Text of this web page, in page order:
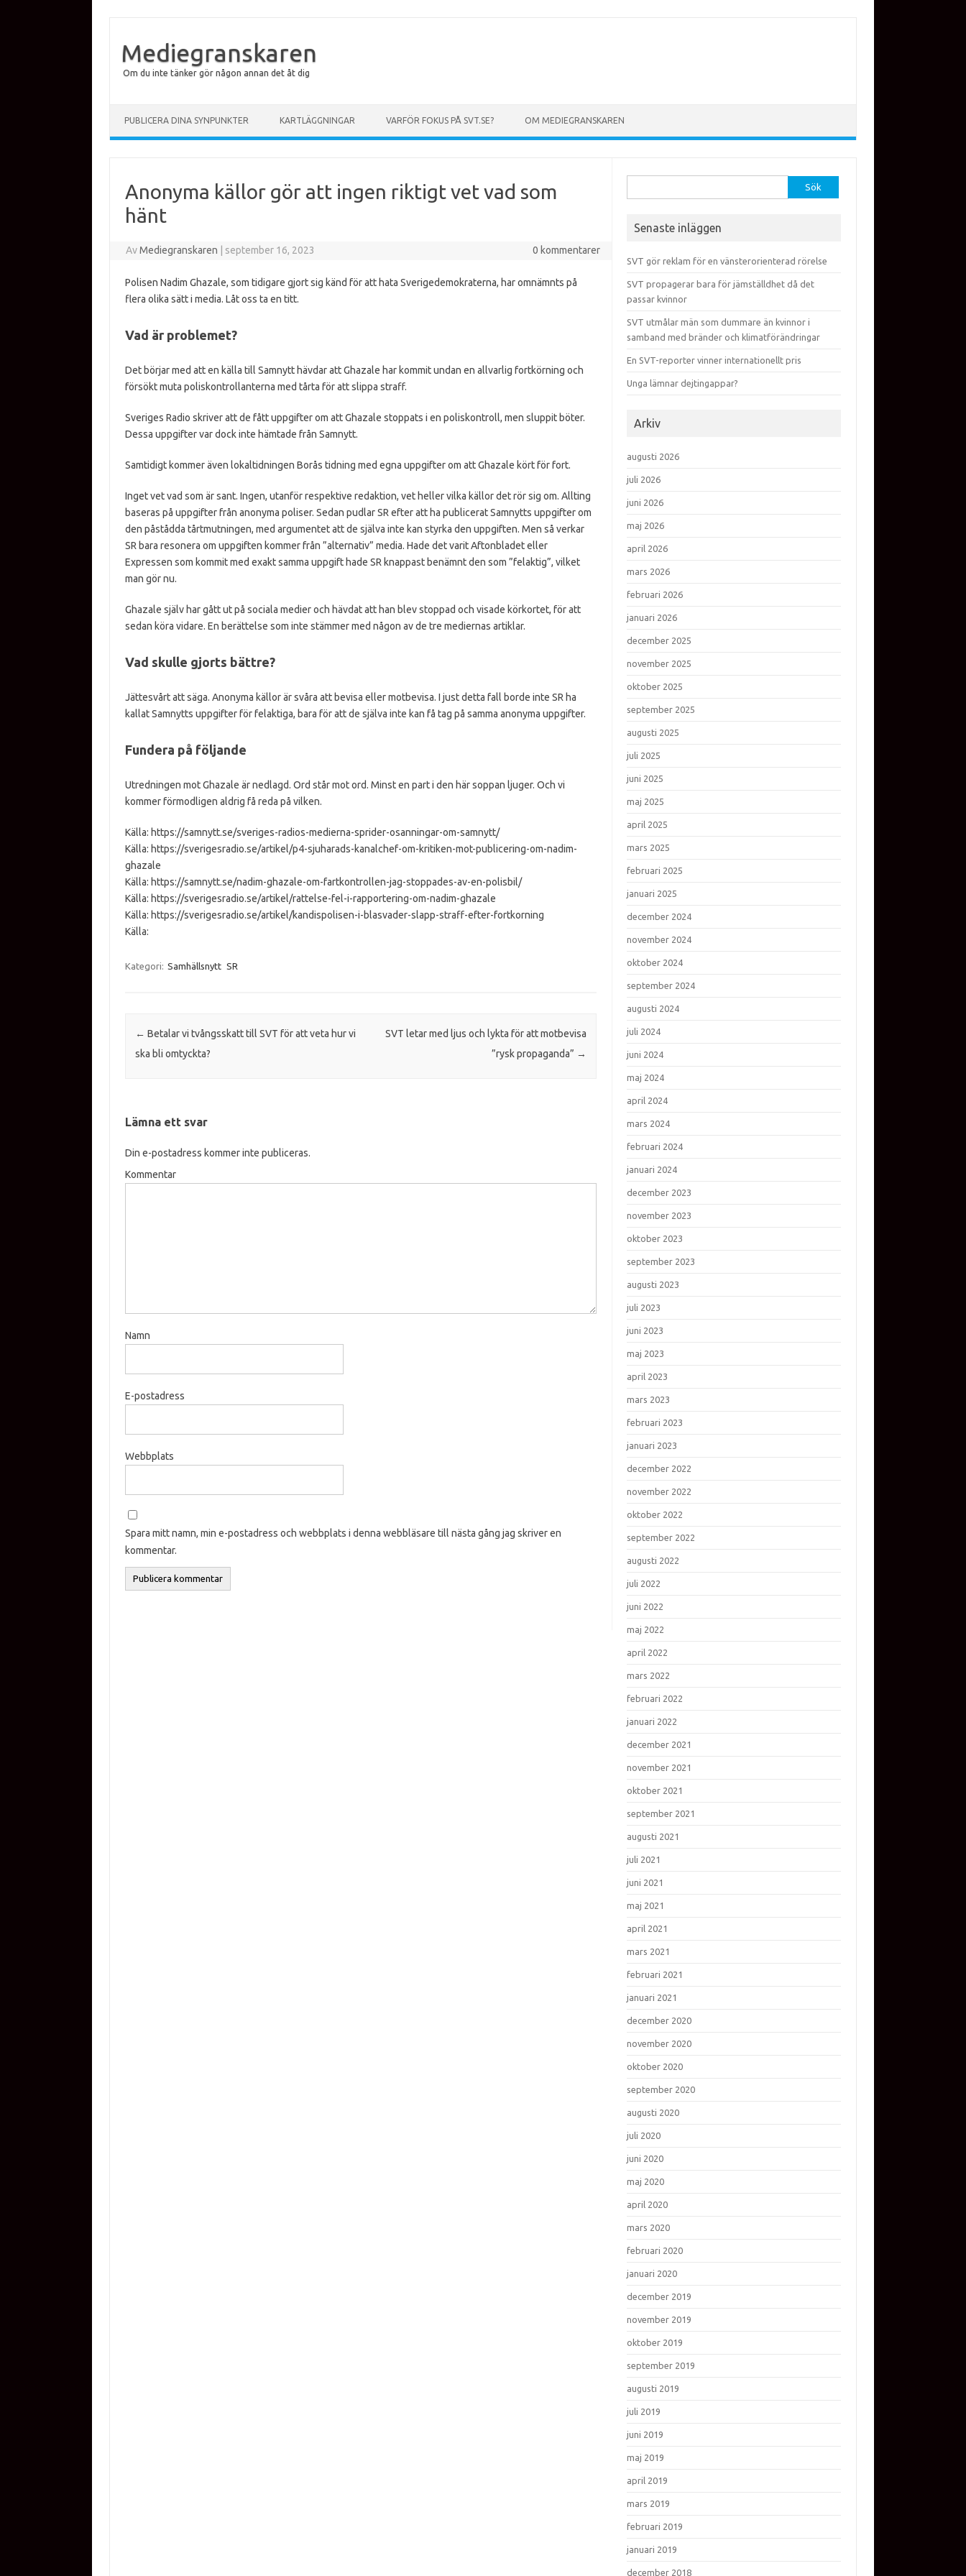
Mediegranskaren
Om du inte tänker gör någon annan det åt dig
PUBLICERA DINA SYNPUNKTER KARTLÄGGNINGAR VARFÖR FOKUS PÅ SVT.SE? OM MEDIEGRANSKAREN
Anonyma källor gör att ingen riktigt vet vad som
hänt
AvMediegranskaren september 16, 2023 0 kommentarer
Polisen Nadim Ghazale, som tidigare gjort sig känd för att hata Sverigedemokraterna, har omnämnts på
flera olika sätt i media. Låt oss ta en titt.
Vad är problemet?
Det börjar med att en källa till Samnytt hävdar att Ghazale har kommit undan en allvarlig fortkörning och
försökt muta poliskontrollanterna med tårta för att slippa straff.
Sveriges Radio skriver att de fått uppgifter om att Ghazale stoppats i en poliskontroll, men sluppit böter.
Dessa uppgifter var dock inte hämtade från Samnytt.
Samtidigt kommer även lokaltidningen Borås tidning med egna uppgifter om att Ghazale kört för fort.
Inget vet vad som är sant. Ingen, utanför respektive redaktion, vet heller vilka källor det rör sig om. Allting
baseras på uppgifter från anonyma poliser. Sedan pudlar SR efter att ha publicerat Samnytts uppgifter om
den påstådda tårtmutningen, med argumentet att de själva inte kan styrka den uppgiften. Men så verkar
SR bara resonera om uppgiften kommer från ”alternativ” media. Hade det varit Aftonbladet eller
Expressen som kommit med exakt samma uppgift hade SR knappast benämnt den som ”felaktig”, vilket
man gör nu.
Ghazale själv har gått ut på sociala medier och hävdat att han blev stoppad och visade körkortet, för att
sedan köra vidare. En berättelse som inte stämmer med någon av de tre mediernas artiklar.
Vad skulle gjorts bättre?
Jättesvårt att säga. Anonyma källor är svåra att bevisa eller motbevisa. I just detta fall borde inte SR ha
kallat Samnytts uppgifter för felaktiga, bara för att de själva inte kan få tag på samma anonyma uppgifter.
Fundera på följande
Utredningen mot Ghazale är nedlagd. Ord står mot ord. Minst en part i den här soppan ljuger. Och vi
kommer förmodligen aldrig få reda på vilken.
Källa: https://samnytt.se/sveriges-radios-medierna-sprider-osanningar-om-samnytt/
Källa: https://sverigesradio.se/artikel/p4-sjuharads-kanalchef-om-kritiken-mot-publicering-om-nadim-
ghazale
Källa: https://samnytt.se/nadim-ghazale-om-fartkontrollen-jag-stoppades-av-en-polisbil/
Källa: https://sverigesradio.se/artikel/rattelse-fel-i-rapportering-om-nadim-ghazale
Källa: https://sverigesradio.se/artikel/kandispolisen-i-blasvader-slapp-straff-efter-fortkorning
Källa:
Kategori: Samhällsnytt SR
Inläggsnavigering
← Betalar vi tvångsskatt till SVT för att veta hur vi
ska bli omtyckta?
SVT letar med ljus och lykta för att motbevisa
”rysk propaganda” →
Lämna ett svar
Din e-postadress kommer inte publiceras.
Kommentar
Namn
E-postadress
Webbplats
Spara mitt namn, min e-postadress och webbplats i denna webbläsare till nästa gång jag skriver en
kommentar.
Senaste inläggen
SVT gör reklam för en vänsterorienterad rörelse
SVT propagerar bara för jämställdhet då det
passar kvinnor
SVT utmålar män som dummare än kvinnor i
samband med bränder och klimatförändringar
En SVT-reporter vinner internationellt pris
Unga lämnar dejtingappar?
Arkiv
augusti 2026
juli 2026
juni 2026
maj 2026
april 2026
mars 2026
februari 2026
januari 2026
december 2025
november 2025
oktober 2025
september 2025
augusti 2025
juli 2025
juni 2025
maj 2025
april 2025
mars 2025
februari 2025
januari 2025
december 2024
november 2024
oktober 2024
september 2024
augusti 2024
juli 2024
juni 2024
maj 2024
april 2024
mars 2024
februari 2024
januari 2024
december 2023
november 2023
oktober 2023
september 2023
augusti 2023
juli 2023
juni 2023
maj 2023
april 2023
mars 2023
februari 2023
januari 2023
december 2022
november 2022
oktober 2022
september 2022
augusti 2022
juli 2022
juni 2022
maj 2022
april 2022
mars 2022
februari 2022
januari 2022
december 2021
november 2021
oktober 2021
september 2021
augusti 2021
juli 2021
juni 2021
maj 2021
april 2021
mars 2021
februari 2021
januari 2021
december 2020
november 2020
oktober 2020
september 2020
augusti 2020
juli 2020
juni 2020
maj 2020
april 2020
mars 2020
februari 2020
januari 2020
december 2019
november 2019
oktober 2019
september 2019
augusti 2019
juli 2019
juni 2019
maj 2019
april 2019
mars 2019
februari 2019
januari 2019
december 2018